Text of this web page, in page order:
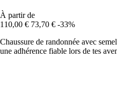
À partir de
110,00 € 73,70 € -33%
Chaussure de randonnée avec
une adhérence fiable lors de tes